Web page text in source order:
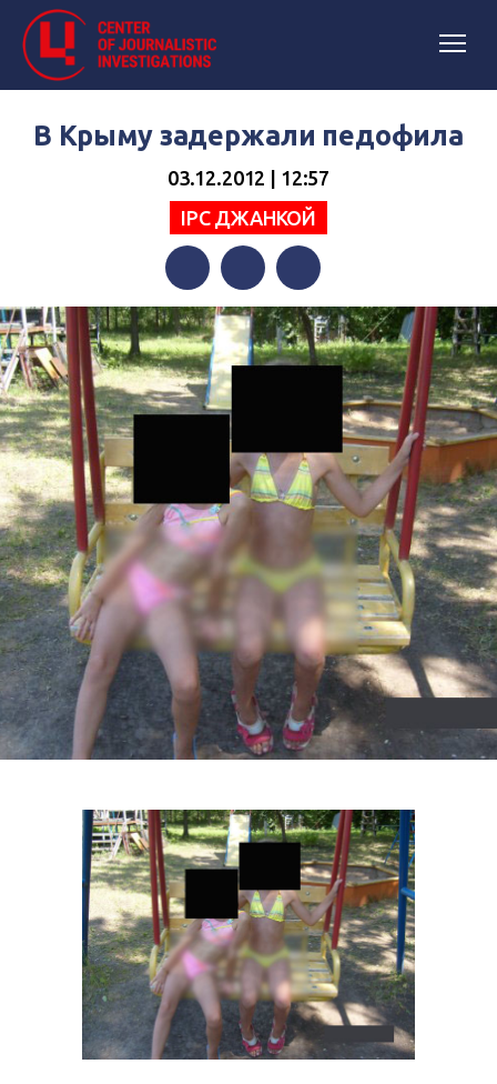
В Крыму задержали педофила
03.12.2012 | 12:57
IPC ДЖАНКОЙ
FacebookTwitterTelegram